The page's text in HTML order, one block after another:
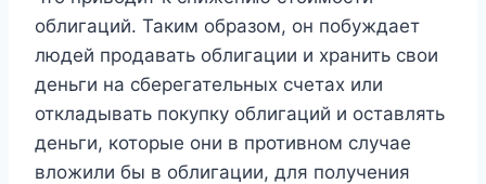
облигаций. Таким образом, он побуждает
людей продавать облигации и хранить свои
деньги на сберегательных счетах или
откладывать покупку облигаций и оставлять
деньги, которые они в противном случае
вложили бы в облигации, для получения